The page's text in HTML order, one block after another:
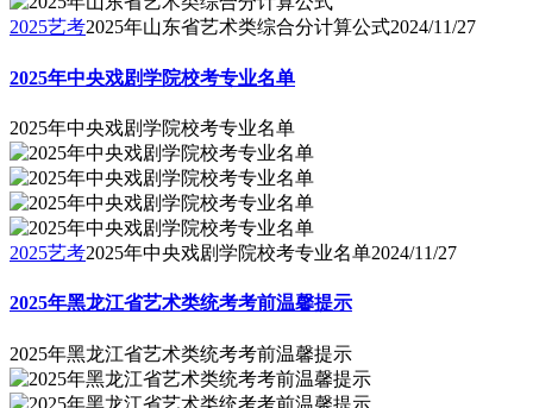
2025艺考2025年山东省艺术类综合分计算公式2024/11/27
2025年中央戏剧学院校考专业名单
2025年中央戏剧学院校考专业名单
2025艺考2025年中央戏剧学院校考专业名单2024/11/27
2025年黑龙江省艺术类统考考前温馨提示
2025年黑龙江省艺术类统考考前温馨提示